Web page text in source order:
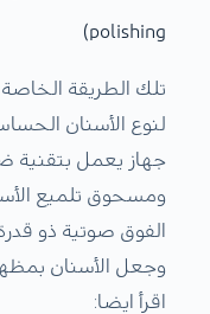
polishing)
تلك الطريقة
لنوع الأسنان
جهاز يعمل بتقنية
ومسحوق تلميع
الفوق صوتية ذو
وجعل الأسنان
اقرأ ايضا: